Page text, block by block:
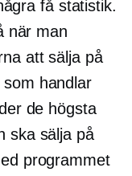
få statistik.
när man
att sälja på
handlar
de högsta
ska sälja på
programmet